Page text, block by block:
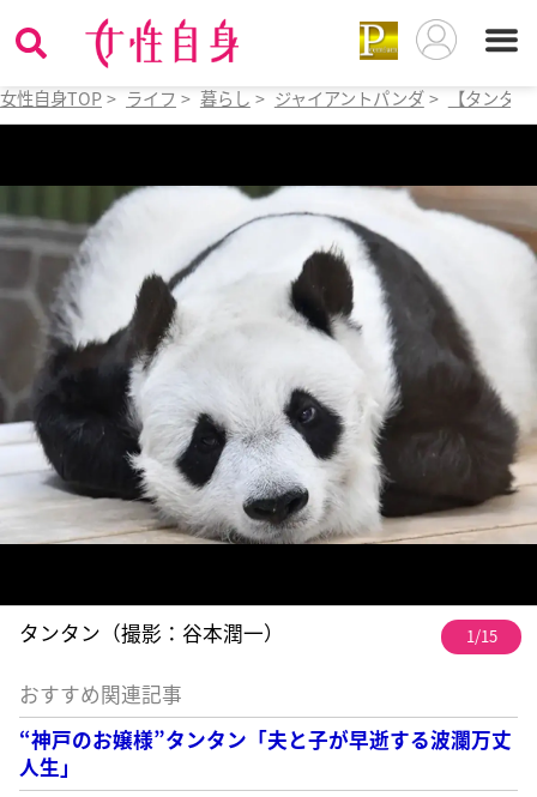
女性自身TOP > ライフ > 暮らし > ジャイアントパンダ > 【タンタ
タンタン（撮影：谷本潤一） 1/15
おすすめ関連記事
“神戸のお嬢様”タンタン「夫と子が早逝する波瀾万丈
人生」